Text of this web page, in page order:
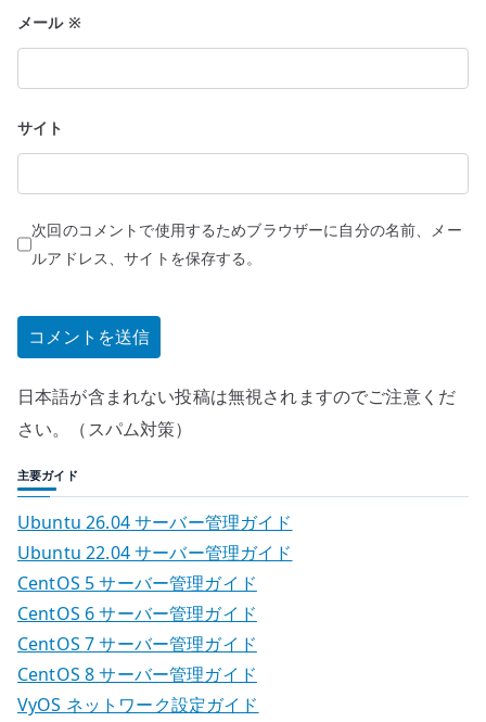
メール ※
サイト
次回のコメントで使用するためブラウザーに自分の名前、メー
ルアドレス、サイトを保存する。
日本語が含まれない投稿は無視されますのでご注意くだ
さい。（スパム対策）
主要ガイド
Ubuntu 26.04 サーバー管理ガイド
Ubuntu 22.04 サーバー管理ガイド
CentOS 5 サーバー管理ガイド
CentOS 6 サーバー管理ガイド
CentOS 7 サーバー管理ガイド
CentOS 8 サーバー管理ガイド
VyOS ネットワーク設定ガイド